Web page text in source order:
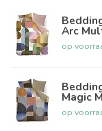
Arc
op
Magic
op